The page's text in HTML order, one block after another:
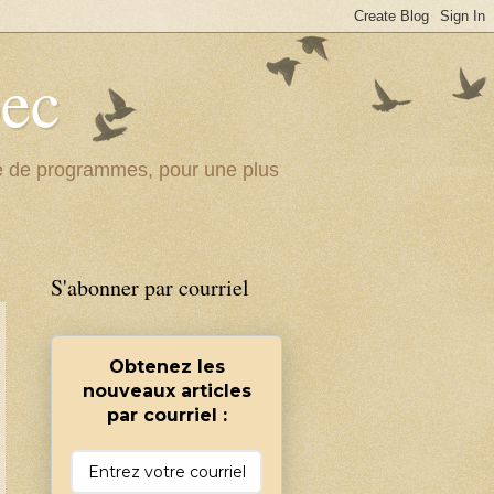
programmes, pour une plus
S'abonner par courriel
Obtenez les
nouveaux articles
par courriel :